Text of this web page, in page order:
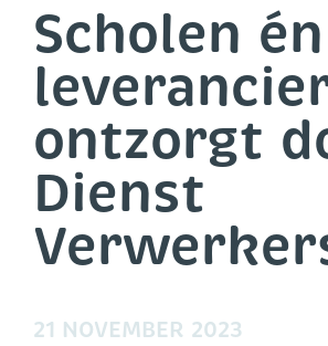
Scholen én
ontzorgt
Dienst
21 NOVEMBER 2023